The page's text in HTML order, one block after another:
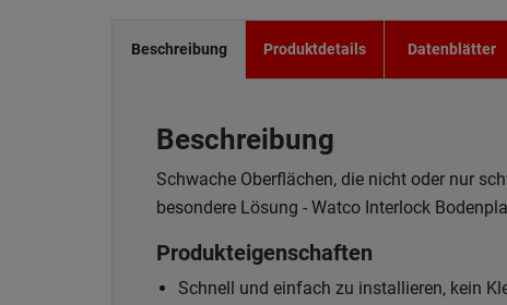
Beschreibung Produktdetails Datenblätter
Beschreibung
Schwache Oberflächen, die nicht oder nur
besondere Lösung - Watco Interlock
Produkteigenschaften
Schnell und einfach zu installieren, kein